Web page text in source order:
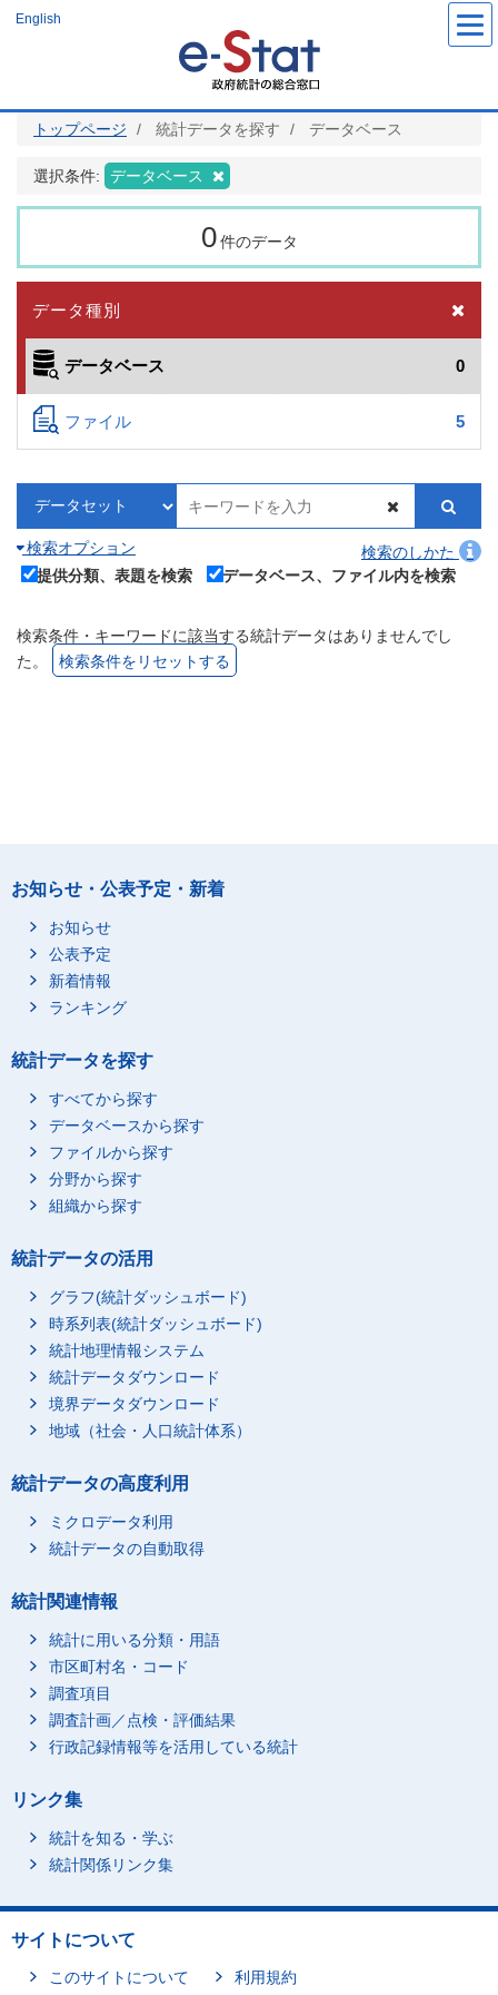
ツ
English
トップページ 統計データを探す データベース
選択条件: データベース
0 件のデータ
データ種別
データベース 0
ファイル 5
検索オプション
検索のしかた
提供分類、表題を検索
データベース、ファイル内を検索
検索条件・キーワードに該当する統計データはありませんでし
た。
検索条件をリセットする
お知らせ・公表予定・新着
お知らせ
公表予定
新着情報
ランキング
統計データを探す
すべてから探す
データベースから探す
ファイルから探す
分野から探す
組織から探す
統計データの活用
グラフ(統計ダッシュボード)
時系列表(統計ダッシュボード)
統計地理情報システム
統計データダウンロード
境界データダウンロード
地域（社会・人口統計体系）
統計データの高度利用
ミクロデータ利用
統計データの自動取得
統計関連情報
統計に用いる分類・用語
市区町村名・コード
調査項目
調査計画／点検・評価結果
行政記録情報等を活用している統計
リンク集
統計を知る・学ぶ
統計関係リンク集
サイトについて
このサイトについて 利用規約